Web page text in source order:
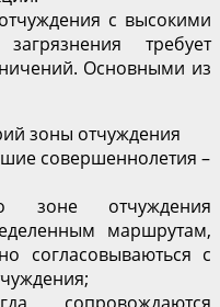
с высокими
требует
Основными из
зоны отчуждения
совершеннолетия –
отчуждения
маршрутам,
согласовываються с